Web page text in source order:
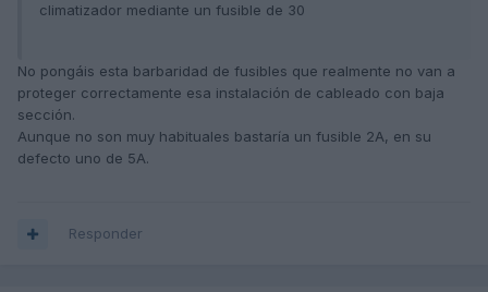
climatizador mediante un fusible de 30
No pongáis esta barbaridad de fusibles que realmente no van a
proteger correctamente esa instalación de cableado con baja
sección.
Aunque no son muy habituales bastaría un fusible 2A, en su
defecto uno de 5A.
Responder